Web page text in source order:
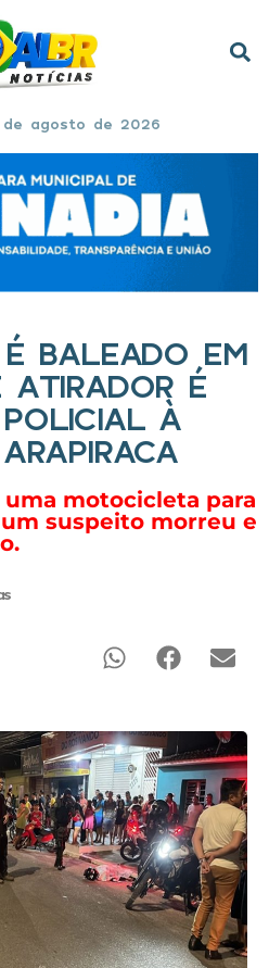
agosto de 2026
É BALEADO EM
É
À
motocicleta para
suspeito morreu e